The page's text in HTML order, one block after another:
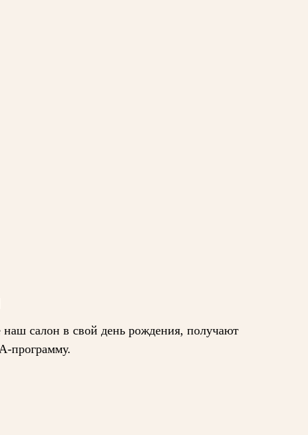
салон в свой день рождения, получают
программу.